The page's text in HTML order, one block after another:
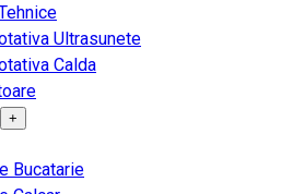
Ultrasunete
Calda
+
Bucatarie